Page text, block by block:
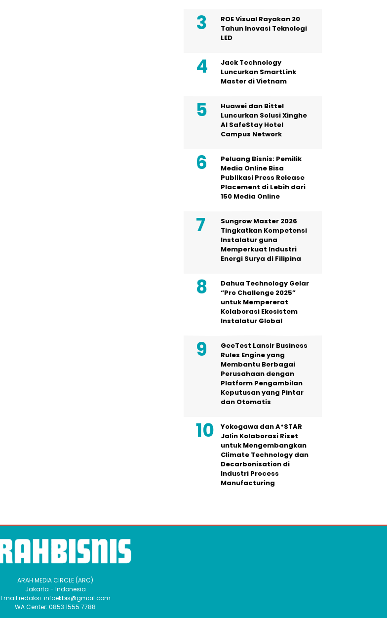
ROE Visual Rayakan 20
Tahun Inovasi Teknologi
LED
Jack Technology
Luncurkan SmartLink
Master di Vietnam
Huawei dan Bittel
Luncurkan Solusi Xinghe
Al SafeStay Hotel
Campus Network
Peluang Bisnis: Pemilik
Media Online Bisa
Publikasi Press Release
Placement di Lebih dari
150 Media Online
Sungrow Master 2026
Tingkatkan Kompetensi
Instalatur guna
Memperkuat Industri
Energi Surya di Filipina
Dahua Technology Gelar
“Pro Challenge 2025”
untuk Mempererat
Kolaborasi Ekosistem
Instalatur Global
GeeTest Lansir Business
Rules Engine yang
Membantu Berbagai
Perusahaan dengan
Platform Pengambilan
Keputusan yang Pintar
dan Otomatis
Yokogawa dan A*STAR
Jalin Kolaborasi Riset
untuk Mengembangkan
Climate Technology dan
Decarbonisation di
Industri Process
Manufacturing
ARAH MEDIA CIRCLE (ARC)
Jakarta - Indonesia
Email redaksi: infoekbis@gmail.com
WA Center: 0853 1555 7788